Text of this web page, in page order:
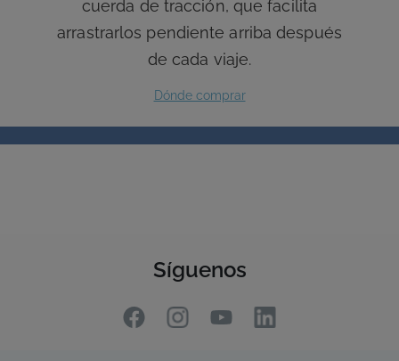
Síguenos